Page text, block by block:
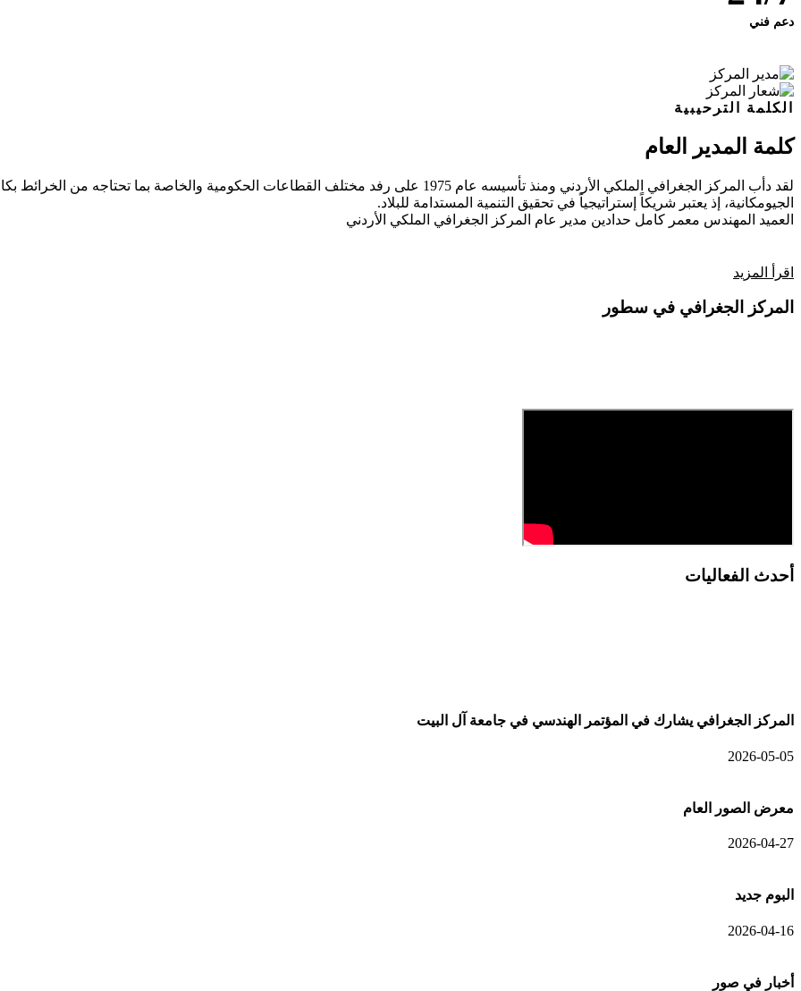
دعم فني
الكلمة الترحيبية
كلمة المدير العام
لقد دأب المركز الجغرافي الملكي الأردني ومنذ تأسيسه عام 1975 على رفد مختلف القطاعات الحكومية
الجيومكانية، إذ يعتبر شريكاً إستراتيجياً في تحقيق التنمية المستدامة للبلاد.
العميد المهندس معمر كامل حدادين مدير عام المركز الجغرافي الملكي الأردني
اقرأ المزيد
المركز الجغرافي في سطور
أحدث الفعاليات
المركز الجغرافي يشارك في المؤتمر الهندسي في جامعة آل البيت
2026-05-05
معرض الصور العام
2026-04-27
البوم جديد
2026-04-16
أخبار في صور